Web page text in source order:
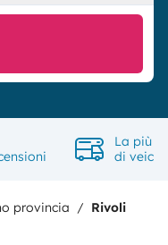
La più
di
provincia Rivoli